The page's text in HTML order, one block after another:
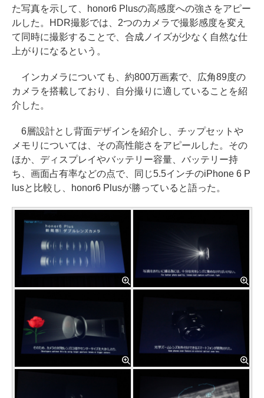
た写真を示して、honor6 Plusの高感度への強さをアピー
ルした。HDR撮影では、2つのカメラで撮影感度を変え
て同時に撮影することで、合成ノイズが少なく自然な仕
上がりになるという。
インカメラについても、約800万画素で、広角89度の
カメラを搭載しており、自分撮りに適していることを紹
介した。
6層設計とし背面デザインを紹介し、チップセットや
メモリについては、その高性能さをアピールした。その
ほか、ディスプレイやバッテリー容量、バッテリー持
ち、画面占有率などの点で、同じ5.5インチのiPhone 6 P
lusと比較し、honor6 Plusが勝っていると語った。